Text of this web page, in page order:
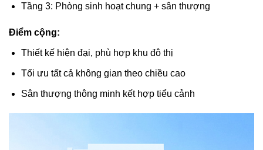
Tầng 3: Phòng sinh hoạt chung + sân thượng
Điểm cộng:
Thiết kế hiện đại, phù hợp khu đô thị
Tối ưu tất cả không gian theo chiều cao
Sân thượng thông minh kết hợp tiểu cảnh